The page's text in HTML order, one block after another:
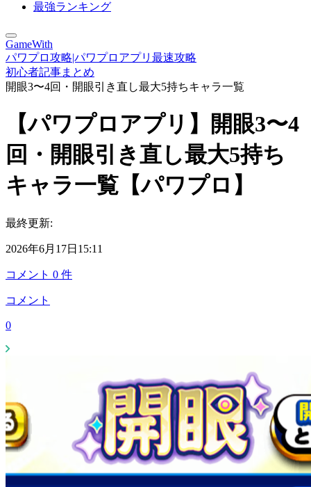
最強ランキング
GameWith
パワプロ攻略|パワプロアプリ最速攻略
初心者記事まとめ
開眼3〜4回・開眼引き直し最大5持ちキャラ一覧
【パワプロアプリ】開眼3〜4
回・開眼引き直し最大5持ち
キャラ一覧【パワプロ】
最終更新:
2026年6月17日15:11
コメント 0 件
コメント
0